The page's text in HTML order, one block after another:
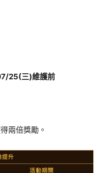
25(三)維護前
兩倍獎勵。